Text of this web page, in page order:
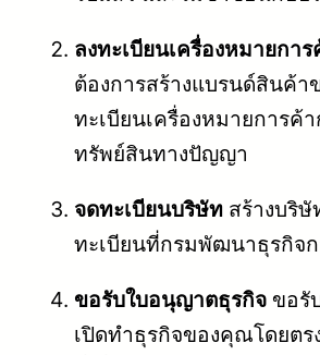
ลงทะเบียนเครื่องหมายการ
ต้องการสร้างแบรนด์สินค้
ทะเบียนเครื่องหมายการค้
ทรัพย์สินทางปัญญา
จดทะเบียนบริษัท สร้างบริ
ทะเบียนที่กรมพัฒนาธุรกิจ
ขอรับใบอนุญาตธุรกิจ ขอรั
เปิดทำธุรกิจของคุณโดยตร